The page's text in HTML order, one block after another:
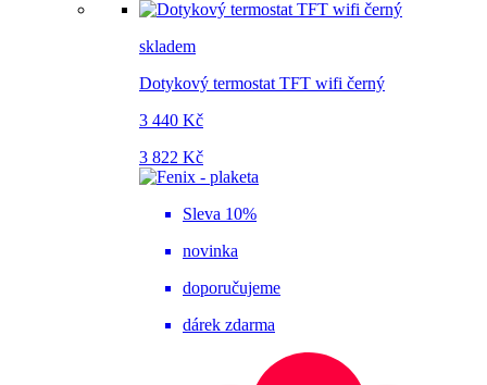
skladem
Dotykový termostat TFT wifi černý
3 440 Kč
3 822 Kč
Sleva 10%
novinka
doporučujeme
dárek zdarma